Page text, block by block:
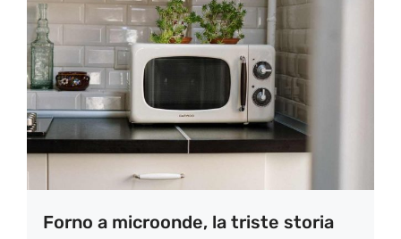
Forno a microonde, la triste storia